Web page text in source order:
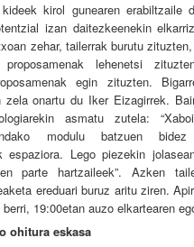
kirol gunearen erabiltzaile
izan daitezkeenekin
zehar, tailerrak burutu
proposamenak lehenetsi
egin zituzten.
zela onartu du Iker Eizagirrek.
asmatu zutela:
modulu batzuen
espaziora. Lego piezekin
parte hartzaileek”. Azken
ereduari buruz aritu ziren.
19:00etan auzo elkartearen
ohitura eskasa